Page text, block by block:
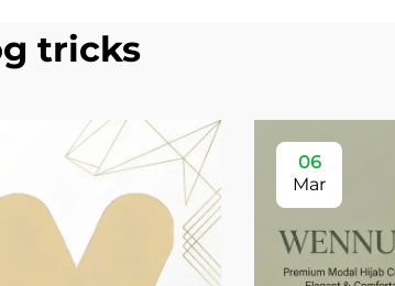
tricks
06
Mar